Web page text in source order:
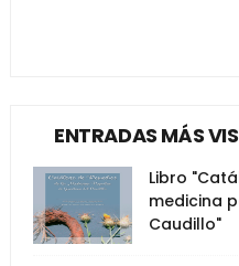
ENTRADAS MÁS
Libro
medicina
Caudillo"